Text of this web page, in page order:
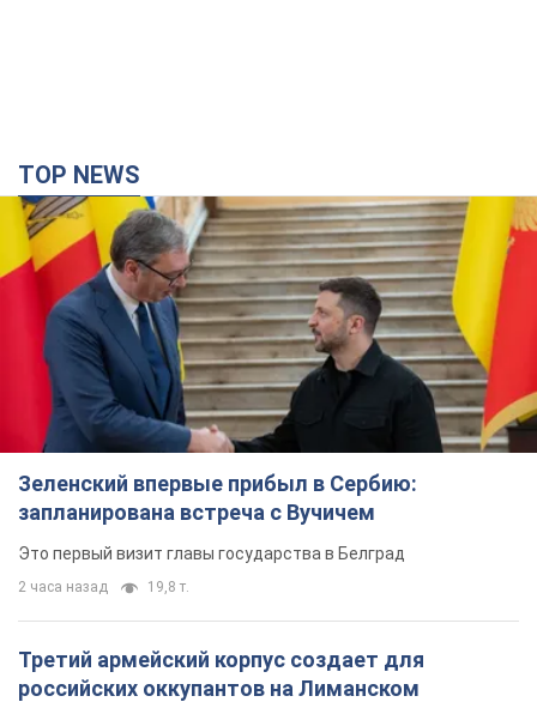
TOP NEWS
Зеленский впервые прибыл в Сербию:
запланирована встреча с Вучичем
Это первый визит главы государства в Белград
2 часа назад 19,8 т.
Третий армейский корпус создает для
российских оккупантов на Лиманском